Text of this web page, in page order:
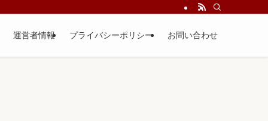
運営者情報 プライバシーポリシー お問い合わせ